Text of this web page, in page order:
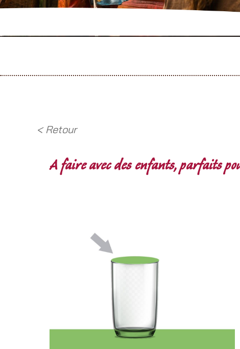
< Retour
A faire avec des enfants, parfaits